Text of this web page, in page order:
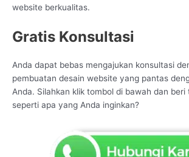
website berkualitas.
Gratis Konsultasi
Anda dapat bebas mengajukan konsultasi
pembuatan desain website yang pantas
Anda. Silahkan klik tombol di bawah dan beri
seperti apa yang Anda inginkan?